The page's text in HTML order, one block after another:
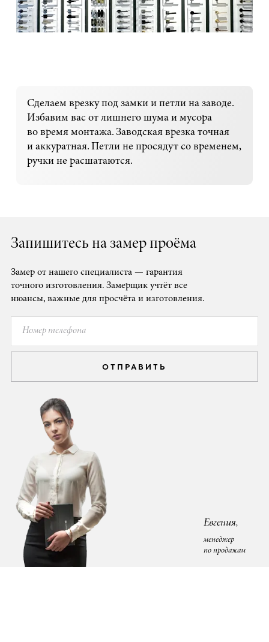
Сделаем врезку под замки и петли на заводе.
Избавим вас от лишнего шума и мусора
во время монтажа. Заводская врезка точная
и аккуратная. Петли не просядут со временем,
ручки не расшатаются.
Запишитесь на замер проёма
Замер от нашего специалиста — гарантия
точного изготовления. Замерщик учтёт все
нюансы, важные для просчёта и изготовления.
ОТПРАВИТЬ
Евгения,
менеджер
по продажам